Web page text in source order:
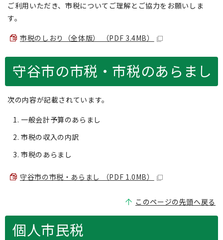
ご利用いただき、市税についてご理解とご協力をお願いしま
す。
市税のしおり（全体版） （PDF 3.4MB）
守谷市の市税・市税のあらまし
次の内容が記載されています。
一般会計予算のあらまし
市税の収入の内訳
市税のあらまし
守谷市の市税・あらまし （PDF 1.0MB）
このページの先頭へ戻る
個人市民税